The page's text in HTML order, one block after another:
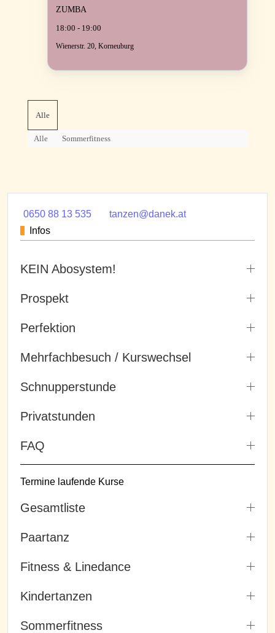
Alle
Alle Sommerfitness
ZUMBA
18:00 - 19:00
Wienerstr. 20, Korneuburg
0650 88 13 535
tanzen@danek.at
Infos
KEIN Abosystem!
Prospekt
Perfektion
Mehrfachbesuch / Kurswechsel
Schnupperstunde
Privatstunden
FAQ
Termine laufende Kurse
Gesamtliste
Paartanz
Fitness & Linedance
Kindertanzen
Sommerfitness